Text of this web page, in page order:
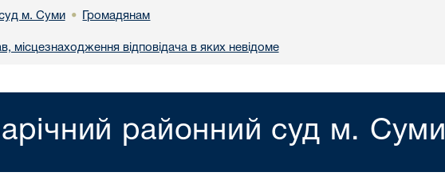
м. Суми • Громадянам
місцезнаходження відповідача в яких невідоме
районний суд м. Суми